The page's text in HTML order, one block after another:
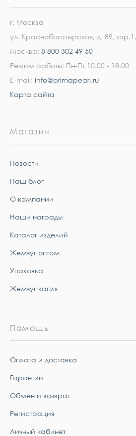
г. Москва
ул. Краснобогатырская, д. 89,
Москва: 8 800 302 49 50
Режим работы: Пн-Пт 10.00 - 18.00
E-mail: info@primapearl.ru
Карта сайта
Магазин
Новости
Наш блог
О компании
Наши награды
Каталог изделий
Жемчуг оптом
Упаковка
Жемчуг капля
Помощь
Оплата и доставка
Гарантии
Обмен и возврат
Регистрация
Личный кабинет